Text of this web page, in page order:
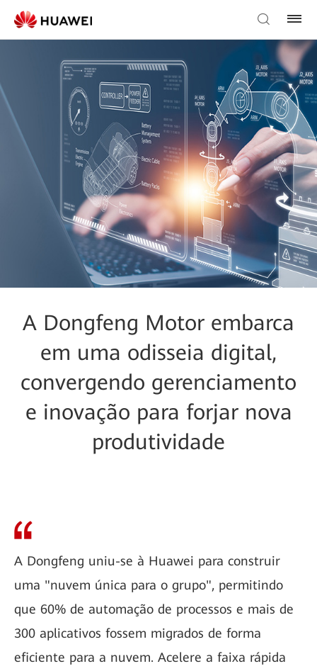
A Dongfeng Motor embarca
em uma odisseia digital,
convergendo gerenciamento
e inovação para forjar nova
produtividade
A Dongfeng uniu-se à Huawei para construir
uma "nuvem única para o grupo", permitindo
que 60% de automação de processos e mais de
300 aplicativos fossem migrados de forma
eficiente para a nuvem. Acelere a faixa rápida